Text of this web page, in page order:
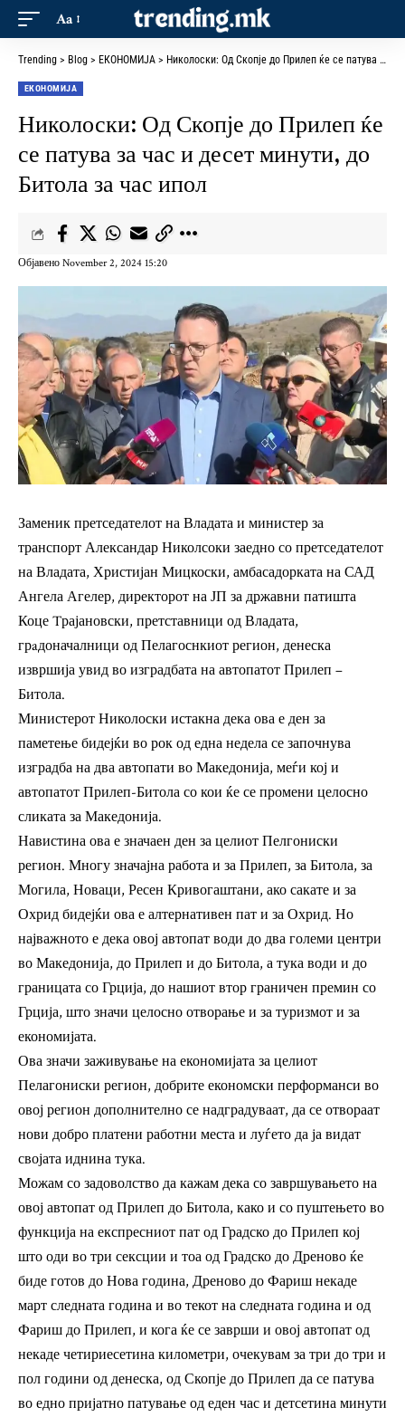
Aa
Trending > Blog > ЕКОНОМИЈА > Николоски: Од Скопје до Прилеп ќе се патува за час и десет минути, до Битола за час ипол
ЕКОНОМИЈА
Николоски: Од Скопје до Прилеп ќе
се патува за час и десет минути, до
Битола за час ипол
Објавено November 2, 2024 15:20
Заменик претседателот на Владата и министер за
транспорт Александар Николсоки заедно со претседателот
на Владата, Христијан Мицкоски, амбасадорката на САД
Ангела Агелер, директорот на ЈП за државни патишта
Коце Tрајановски, претставници од Владата,
грaдоначалници од Пелагоснкиот регион, денеска
извршија увид во изградбата на автопатот Прилеп –
Битола.
Министерот Николоски истакна дека ова е ден за
паметење бидејќи во рок од една недела се започнува
изградба на два автопати во Македонија, меѓи кој и
автопатот Прилеп-Битола со кои ќе се промени целосно
сликата за Македонија.
Навистина ова е значаен ден за целиот Пелгониски
регион. Многу значајна работа и за Прилеп, за Битола, за
Могила, Новаци, Ресен Кривогаштани, ако сакате и за
Охрид бидејќи ова е алтернативен пат и за Охрид. Но
најважното е дека овој автопат води до два големи центри
во Македонија, до Прилеп и до Битола, а тука води и до
границата со Грција, до нашиот втор граничен премин со
Грција, што значи целосно отворање и за туризмот и за
економијата.
Ова значи заживување на економијата за целиот
Пелагониски регион, добрите економски перформанси во
овој регион дополнително се надградуваат, да се отвораат
нови добро платени работни места и луѓето да ја видат
својата иднина тука.
Можам со задоволство да кажам дека со завршувањето на
овој автопат од Прилеп до Битола, како и со пуштењето во
функција на експресниот пат од Градско до Прилеп кој
што оди во три сексции и тоа од Градско до Дреново ќе
биде готов до Нова година, Дреново до Фариш некаде
март следната година и во текот на следната година и од
Фариш до Прилеп, и кога ќе се заврши и овој автопат од
некаде четириесетина километри, очекувам за три до три и
пол години од денеска, од Скопје до Прилеп да се патува
во едно пријатно патување од еден час и детсетина минути